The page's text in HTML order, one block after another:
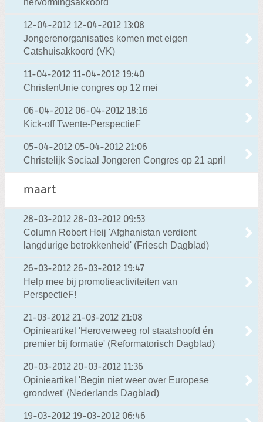
hervormingsakkoord
12-04-2012 12-04-2012 13:08
Jongerenorganisaties komen met eigen
Catshuisakkoord (VK)
11-04-2012 11-04-2012 19:40
ChristenUnie congres op 12 mei
06-04-2012 06-04-2012 18:16
Kick-off Twente-PerspectieF
05-04-2012 05-04-2012 21:06
Christelijk Sociaal Jongeren Congres op 21 april
maart
28-03-2012 28-03-2012 09:53
Column Robert Heij 'Afghanistan verdient
langdurige betrokkenheid' (Friesch Dagblad)
26-03-2012 26-03-2012 19:47
Help mee bij promotieactiviteiten van
PerspectieF!
21-03-2012 21-03-2012 21:08
Opinieartikel 'Heroverweeg rol staatshoofd én
premier bij formatie' (Reformatorisch Dagblad)
20-03-2012 20-03-2012 11:36
Opinieartikel 'Begin niet weer over Europese
grondwet' (Nederlands Dagblad)
19-03-2012 19-03-2012 06:46